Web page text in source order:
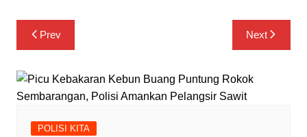
Navigasi
pos
Prev Next
POLISI KITA